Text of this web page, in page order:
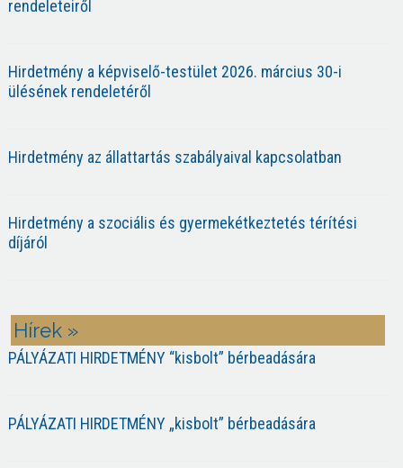
rendeleteiről
Hirdetmény a képviselő-testület 2026. március 30-i
ülésének rendeletéről
Hirdetmény az állattartás szabályaival kapcsolatban
Hirdetmény a szociális és gyermekétkeztetés térítési
díjáról
Hírek »
PÁLYÁZATI HIRDETMÉNY “kisbolt” bérbeadására
PÁLYÁZATI HIRDETMÉNY „kisbolt” bérbeadására